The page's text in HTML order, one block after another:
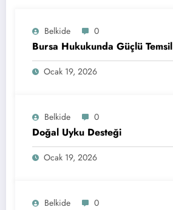
Belkide 0
Bursa Hukukunda Güçlü Temsil
Ocak 19, 2026
Belkide 0
Doğal Uyku Desteği
Ocak 19, 2026
Belkide 0